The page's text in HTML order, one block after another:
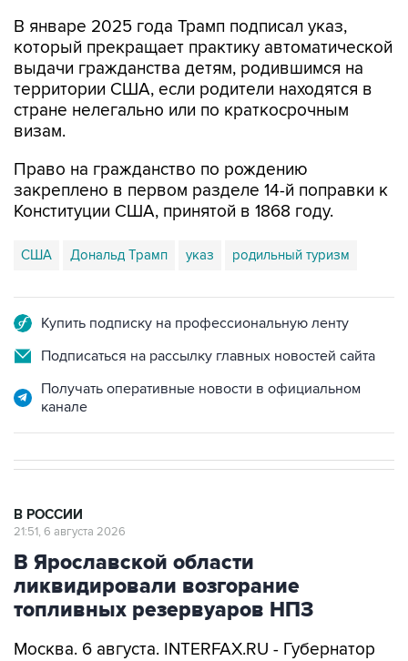
В январе 2025 года Трамп подписал указ,
который прекращает практику автоматической
выдачи гражданства детям, родившимся на
территории США, если родители находятся в
стране нелегально или по краткосрочным
визам.
Право на гражданство по рождению
закреплено в первом разделе 14-й поправки к
Конституции США, принятой в 1868 году.
США Дональд Трамп указ родильный туризм
Купить подписку на профессиональную ленту
Подписаться на рассылку главных новостей сайта
Получать оперативные новости в официальном
канале
В РОССИИ
21:51, 6 августа 2026
В Ярославской области
ликвидировали возгорание
топливных резервуаров НПЗ
Москва. 6 августа. INTERFAX.RU - Губернатор